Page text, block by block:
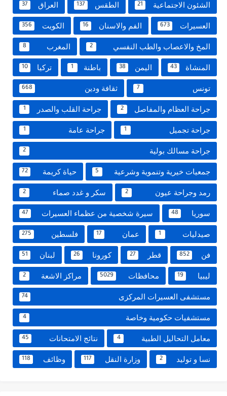
الشئون الاجتماعية 21 الطقس 137 العراق 37
العسيرات 673 الفم والاسنان 16 الكويت 356
المخ والاعصاب والطب النفسي 2 المغرب 8
المنشاة 43 اليمن 38 باطنة 1 تركيا 10
تونس 7 ثقافة ودين 668
جراحة العظام والمفاصل 2 جراحة القلب والصدر 1
جراحة تجميل 1 جراحة عامة 1
جراحة مسالك بولية 2
جمعيات خيرية وتنموية وشرعية 5 حياة كريمة 72
رمد وجراحة عيون 2 سكر و غدد صماء 2
سوريا 48 سيرة شخصية من عظماء العسيرات 47
صيدليات 1 عمان 17 فلسطين 275
فن 852 قطر 27 كورونا 26 لبنان 51
ليبيا 19 محافظات 5029 مراكز الاشعة 2
مستشفى العسيرات المركزى 74
مستشفيات حكومية وخاصة 4
معامل التحاليل الطبية 4 نتائج الامتحانات 45
نسا و توليد 2 وزارة النقل 117 وظائف 118